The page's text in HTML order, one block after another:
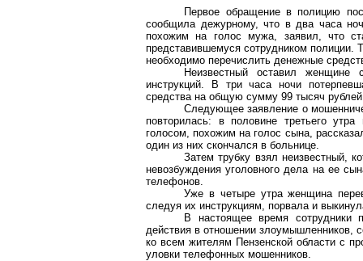
Первое обращение в полицию
сообщила дежурному, что в два часа
похожим на голос мужа, заявил, что
представившемуся сотрудником полиции.
необходимо перечислить денежные
Неизвестный оставил
инструкций. В три часа ночи
средства на общую сумму 99 тысяч
Следующее заявление о
повторилась: в половине третьего
голосом, похожим на голос сына,
один из них скончался в больнице.
Затем трубку взял неизвестный,
невозбуждения уголовного дела на ее
телефонов.
Уже в четыре утра женщина
следуя их инструкциям, порвала и
В настоящее время сотрудники
действия в отношении злоумышленников,
ко всем жителям Пензенской области с
уловки телефонных мошенников.